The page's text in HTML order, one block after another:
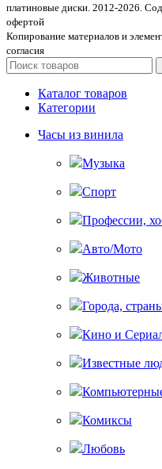
платиновые диски. 2012-2026.
офертой
Копирование материалов и
согласия
Каталог товаров
Категории
Часы из винила
Музыка
Спорт
Профессии,
Авто/Мото
Животные
Города,
Кино и
Известные
Комиксы
Любовь